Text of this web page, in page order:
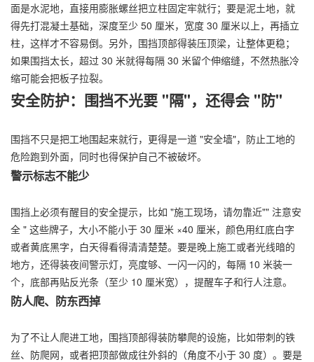
面是水泥地，直接用膨胀螺丝把立柱固定牢就行；要是泥土地，就
得先打混凝土基础，深度至少 50 厘米，宽度 30 厘米以上，再插立
柱，这样才不容易倒。另外，围挡顶部得装压顶梁，让整体更稳；
如果围挡太长，超过 30 米就得每隔 30 米留个伸缩缝，不然热胀冷
缩可能会把板子拉裂。
安全防护：围挡不光要 "隔"，还得会 "防"
围挡不只是把工地围起来就行，更得是一道 "安全墙"，防止工地的
危险跑到外面，同时也得保护自己不被破坏。
警示标志不能少
围挡上必须有醒目的安全提示，比如 "施工现场，请勿靠近"" 注意安
全 " 这些牌子，大小不能小于 30 厘米 ×40 厘米，颜色用红底白字
或者黄底黑字，白天得看得清清楚楚。要是晚上施工或者光线暗的
地方，还得装夜间警示灯，亮度够、一闪一闪的，每隔 10 米装一
个，底部再贴反光条（至少 10 厘米宽），提醒车子和行人注意。
防人爬、防东西掉
为了不让人爬进工地，围挡顶部得装防攀爬的设施，比如带刺的铁
丝、防爬网，或者把顶部做成往外斜的（角度不小于 30 度）。要是